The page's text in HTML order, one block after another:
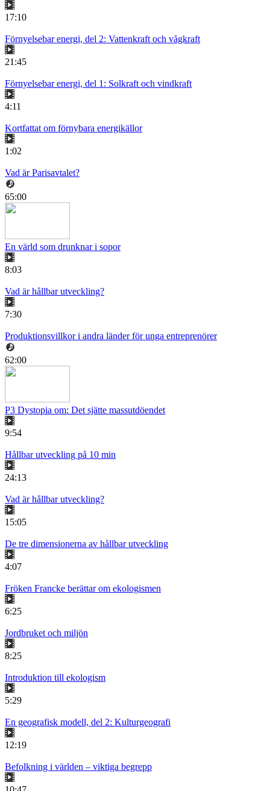
17:10
Förnyelsebar energi, del 2: Vattenkraft och vågkraft
21:45
Förnyelsebar energi, del 1: Solkraft och vindkraft
4:11
Kortfattat om förnybara energikällor
1:02
Vad är Parisavtalet?
65:00
En värld som drunknar i sopor
8:03
Vad är hållbar utveckling?
7:30
Produktionsvillkor i andra länder för unga entreprenörer
62:00
P3 Dystopia om: Det sjätte massutdöendet
9:54
Hållbar utveckling på 10 min
24:13
Vad är hållbar utveckling?
15:05
De tre dimensionerna av hållbar utveckling
4:07
Fröken Francke berättar om ekologismen
6:25
Jordbruket och miljön
8:25
Introduktion till ekologism
5:29
En geografisk modell, del 2: Kulturgeografi
12:19
Befolkning i världen – viktiga begrepp